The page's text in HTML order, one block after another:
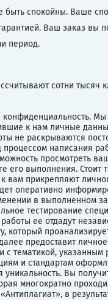
спокойны. Ваше
Ваш заказ вы
период.
сотни тысяч
Мы
к нам личные
не раскрываются
процессом написания
просмотреть
его выполнения. Стоит
к вам прикрепляют
оперативно
в выполненном
тестирование
работы ее отдадут
который
предоставит
с тематикой, указанным
и стандартам
уникальность. Вы
многократно
в